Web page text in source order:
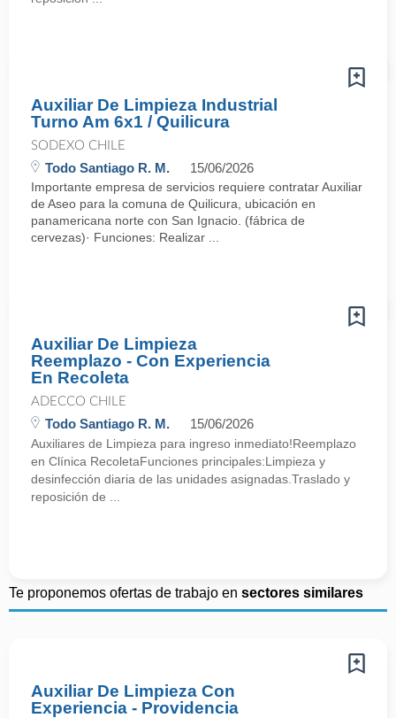
Auxiliar De Limpieza Industrial
Turno Am 6x1 / Quilicura
SODEXO CHILE
Todo Santiago R. M. 15/06/2026
Importante empresa de servicios requiere contratar Auxiliar
de Aseo para la comuna de Quilicura, ubicación en
panamericana norte con San Ignacio. (fábrica de
cervezas)· Funciones: Realizar ...
Auxiliar De Limpieza
Reemplazo - Con Experiencia
En Recoleta
ADECCO CHILE
Todo Santiago R. M. 15/06/2026
Auxiliares de Limpieza para ingreso inmediato!Reemplazo
en Clínica RecoletaFunciones principales:Limpieza y
desinfección diaria de las unidades asignadas.Traslado y
reposición de ...
Te proponemos ofertas de trabajo en sectores similares
Auxiliar De Limpieza Con
Experiencia - Providencia